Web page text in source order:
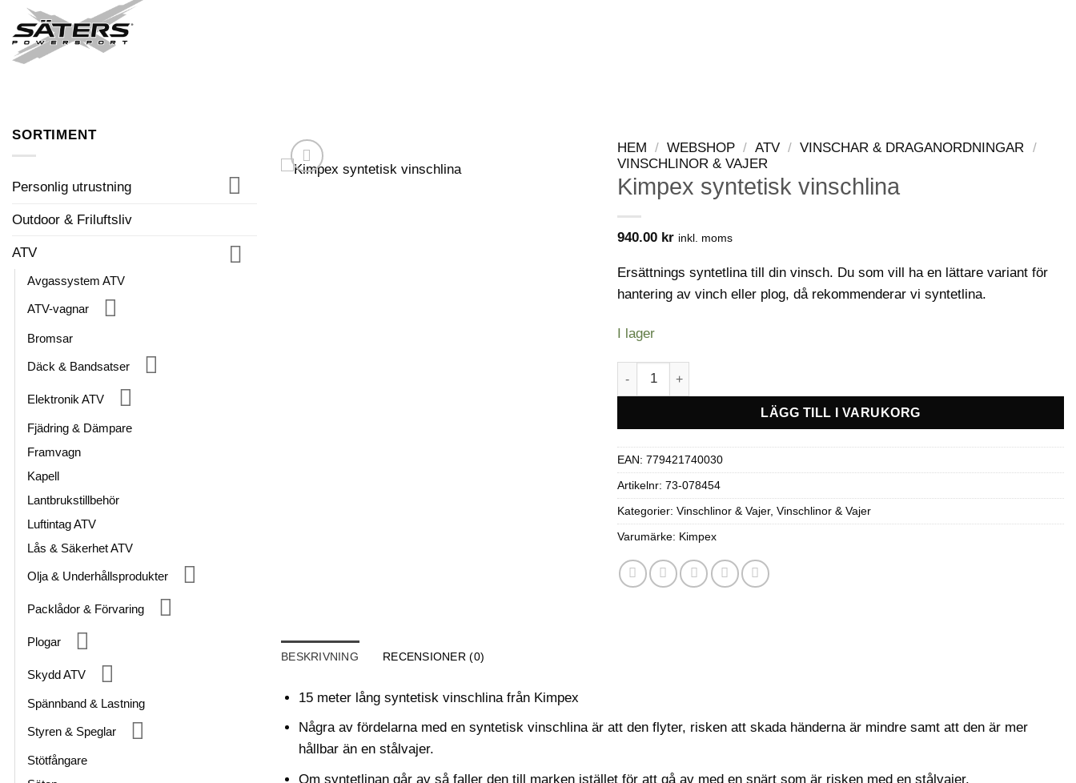
content
SORTIMENT
Personlig utrustning
Outdoor & Friluftsliv
ATV
Avgassystem ATV
ATV-vagnar
Bromsar
Däck & Bandsatser
Elektronik ATV
Fjädring & Dämpare
Framvagn
Kapell
Lantbrukstillbehör
Luftintag ATV
Lås & Säkerhet ATV
Olja & Underhållsprodukter
Packlådor & Förvaring
Plogar
Skydd ATV
Spännband & Lastning
Styren & Speglar
Stötfångare
HEM / WEBSHOP / ATV / VINSCHAR & DRAGANORDNINGAR /
VINSCHLINOR & VAJER
Kimpex syntetisk vinschlina
940.00 kr inkl. moms
Ersättnings syntetlina till din vinsch. Du som vill ha en lättare variant för
hantering av vinch eller plog, då rekommenderar vi syntetlina.
I lager
Kimpex syntetisk vinschlina mängd
LÄGG TILL I VARUKORG
EAN: 779421740030
Artikelnr: 73-078454
Kategorier: Vinschlinor & Vajer, Vinschlinor & Vajer
Varumärke: Kimpex
BESKRIVNING RECENSIONER (0)
15 meter lång syntetisk vinschlina från Kimpex
Några av fördelarna med en syntetisk vinschlina är att den flyter, risken att skada händerna är mindre samt att den är mer
hållbar än en stålvajer.
Om syntetlinan går av så faller den till marken istället för att gå av med en snärt som är risken med en stålvajer.